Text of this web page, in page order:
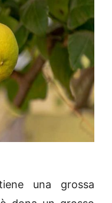
una grossa